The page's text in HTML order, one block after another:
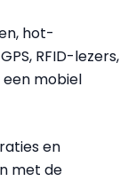
hot-
RFID-lezers,
mobiel
en
met de